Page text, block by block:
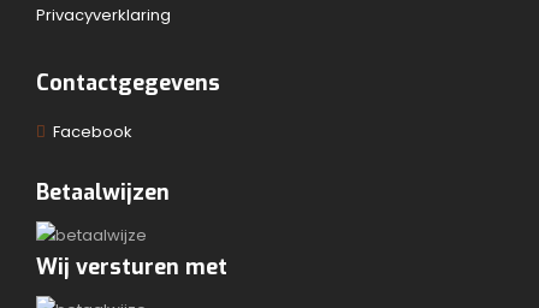
Privacyverklaring
Contactgegevens
Facebook
Betaalwijzen
Wij versturen met